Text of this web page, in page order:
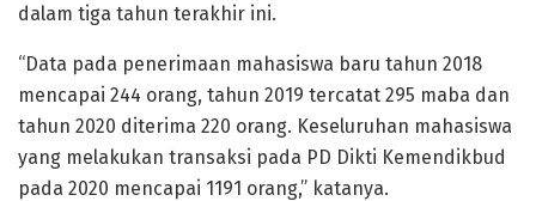
dalam tiga tahun terakhir ini.
“Data pada penerimaan mahasiswa baru tahun 2018
mencapai 244 orang, tahun 2019 tercatat 295 maba dan
tahun 2020 diterima 220 orang. Keseluruhan mahasiswa
yang melakukan transaksi pada PD Dikti Kemendikbud
pada 2020 mencapai 1191 orang,” katanya.